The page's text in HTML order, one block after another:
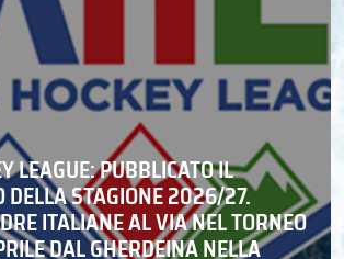
LEAGUE: PUBBLICATO IL
DELLA STAGIONE 2026/27.
ITALIANE AL VIA NEL TORNEO
DAL GHERDEINA NELLA